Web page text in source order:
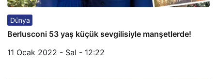
Dünya
Berlusconi 53 yaş küçük sevgilisiyle manşetlerde!
11 Ocak 2022 - Sal - 12:22